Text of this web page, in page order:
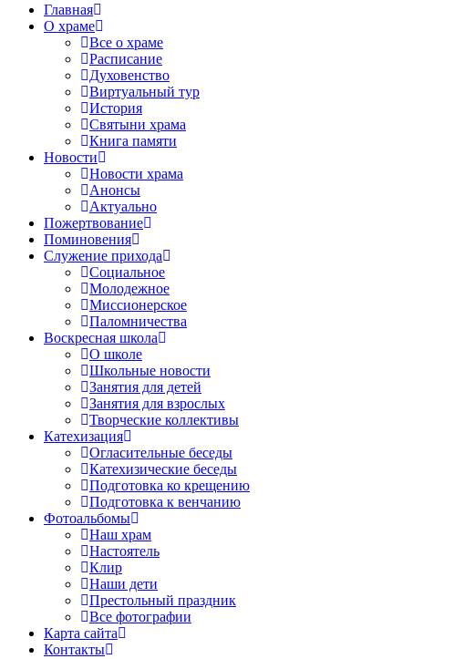
Главная
О храме
Все о храме
Расписание
Духовенство
Виртуальный тур
История
Святыни храма
Книга памяти
Новости
Новости храма
Анонсы
Актуально
Пожертвование
Поминовения
Служение прихода
Социальное
Молодежное
Миссионерское
Паломничества
Воскресная школа
О школе
Школьные новости
Занятия для детей
Занятия для взрослых
Творческие коллективы
Катехизация
Огласительные беседы
Катехизические беседы
Подготовка ко крещению
Подготовка к венчанию
Фотоальбомы
Наш храм
Настоятель
Клир
Наши дети
Престольный праздник
Все фотографии
Карта сайта
Контакты